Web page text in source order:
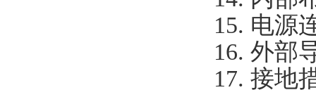
15. 电源
16. 外部
17. 接地